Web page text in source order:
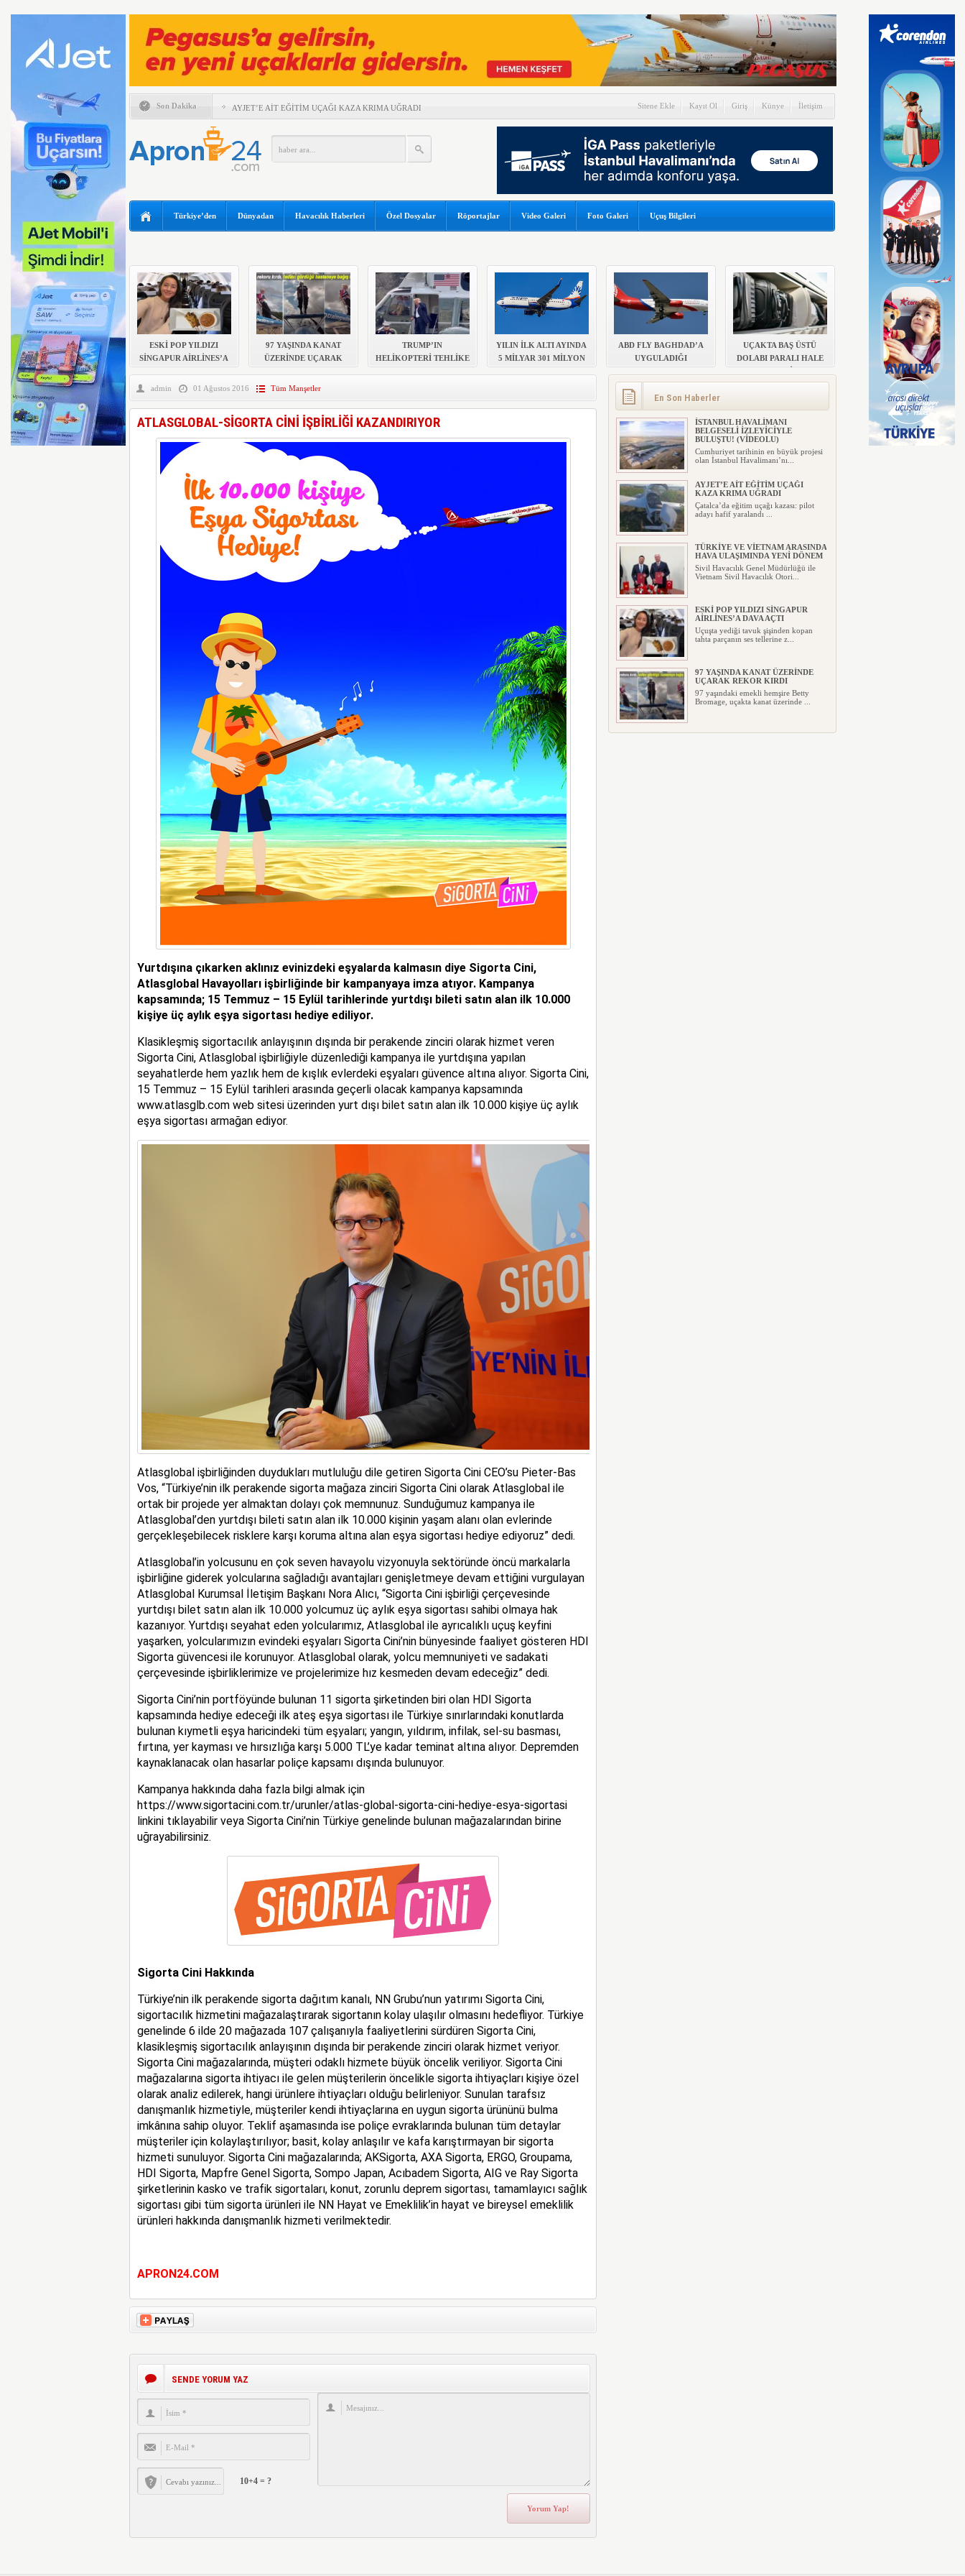
Son Dakika AYJET’E AİT EĞİTİM UÇAĞI KAZA KRIMA UĞRADI
ULAŞIMINDA YENİ DÖNEM
ESKİ POP YILDIZI SİNGAPUR AİRLİNES’A DAVA AÇTI
YILIN İLK ALTI AYINDA 5 MİLYAR 301 MİLYON TL
KALDIRDI
UÇAKTA BAŞ ÜSTÜ DOLABI PARALI HALE GELDİ
HİTİT BİLİŞİM 500’DE SEKTÖREL YAZILIM
BİRİNCİSİ
AYJET’TE 137. DÖNEM MEZUNİYETİ
Sitene Ekle Kayıt Ol Giriş Künye İletişim
Türkiye’den Dünyadan Havacılık Haberleri Özel Dosyalar Röportajlar Video Galeri Foto Galeri Uçuş Bilgileri
ESKİ POP YILDIZI
SİNGAPUR AİRLİNES’A
97 YAŞINDA KANAT
ÜZERİNDE UÇARAK
TRUMP’IN
HELİKOPTERİ TEHLİKE
YILIN İLK ALTI AYINDA
5 MİLYAR 301 MİLYON
ABD FLY BAGHDAD’A
UYGULADIĞI
UÇAKTA BAŞ ÜSTÜ
DOLABI PARALI HALE
admin
01 Ağustos 2016 Tüm Manşetler
ATLASGLOBAL-SİGORTA CİNİ İŞBİRLİĞİ KAZANDIRIYOR
Yurtdışına çıkarken aklınız evinizdeki eşyalarda kalmasın diye Sigorta Cini,
Atlasglobal Havayolları işbirliğinde bir kampanyaya imza atıyor. Kampanya
kapsamında; 15 Temmuz – 15 Eylül tarihlerinde yurtdışı bileti satın alan ilk 10.000
kişiye üç aylık eşya sigortası hediye ediliyor.
Klasikleşmiş sigortacılık anlayışının dışında bir perakende zinciri olarak hizmet veren
Sigorta Cini, Atlasglobal işbirliğiyle düzenlediği kampanya ile yurtdışına yapılan
seyahatlerde hem yazlık hem de kışlık evlerdeki eşyaları güvence altına alıyor. Sigorta Cini,
15 Temmuz – 15 Eylül tarihleri arasında geçerli olacak kampanya kapsamında
www.atlasglb.com web sitesi üzerinden yurt dışı bilet satın alan ilk 10.000 kişiye üç aylık
eşya sigortası armağan ediyor.
Atlasglobal işbirliğinden duydukları mutluluğu dile getiren Sigorta Cini CEO’su Pieter-Bas
Vos, “Türkiye’nin ilk perakende sigorta mağaza zinciri Sigorta Cini olarak Atlasglobal ile
ortak bir projede yer almaktan dolayı çok memnunuz. Sunduğumuz kampanya ile
Atlasglobal’den yurtdışı bileti satın alan ilk 10.000 kişinin yaşam alanı olan evlerinde
gerçekleşebilecek risklere karşı koruma altına alan eşya sigortası hediye ediyoruz” dedi.
Atlasglobal’in yolcusunu en çok seven havayolu vizyonuyla sektöründe öncü markalarla
işbirliğine giderek yolcularına sağladığı avantajları genişletmeye devam ettiğini vurgulayan
Atlasglobal Kurumsal İletişim Başkanı Nora Alıcı, “Sigorta Cini işbirliği çerçevesinde
yurtdışı bilet satın alan ilk 10.000 yolcumuz üç aylık eşya sigortası sahibi olmaya hak
kazanıyor. Yurtdışı seyahat eden yolcularımız, Atlasglobal ile ayrıcalıklı uçuş keyfini
yaşarken, yolcularımızın evindeki eşyaları Sigorta Cini’nin bünyesinde faaliyet gösteren HDI
Sigorta güvencesi ile korunuyor. Atlasglobal olarak, yolcu memnuniyeti ve sadakati
çerçevesinde işbirliklerimize ve projelerimize hız kesmeden devam edeceğiz” dedi.
Sigorta Cini’nin portföyünde bulunan 11 sigorta şirketinden biri olan HDI Sigorta
kapsamında hediye edeceği ilk ateş eşya sigortası ile Türkiye sınırlarındaki konutlarda
bulunan kıymetli eşya haricindeki tüm eşyaları; yangın, yıldırım, infilak, sel-su basması,
fırtına, yer kayması ve hırsızlığa karşı 5.000 TL’ye kadar teminat altına alıyor. Depremden
kaynaklanacak olan hasarlar poliçe kapsamı dışında bulunuyor.
Kampanya hakkında daha fazla bilgi almak için
https://www.sigortacini.com.tr/urunler/atlas-global-sigorta-cini-hediye-esya-sigortasi
linkini tıklayabilir veya Sigorta Cini’nin Türkiye genelinde bulunan mağazalarından birine
uğrayabilirsiniz.
Sigorta Cini Hakkında
Türkiye’nin ilk perakende sigorta dağıtım kanalı, NN Grubu’nun yatırımı Sigorta Cini,
sigortacılık hizmetini mağazalaştırarak sigortanın kolay ulaşılır olmasını hedefliyor. Türkiye
genelinde 6 ilde 20 mağazada 107 çalışanıyla faaliyetlerini sürdüren Sigorta Cini,
klasikleşmiş sigortacılık anlayışının dışında bir perakende zinciri olarak hizmet veriyor.
Sigorta Cini mağazalarında, müşteri odaklı hizmete büyük öncelik veriliyor. Sigorta Cini
mağazalarına sigorta ihtiyacı ile gelen müşterilerin öncelikle sigorta ihtiyaçları kişiye özel
olarak analiz edilerek, hangi ürünlere ihtiyaçları olduğu belirleniyor. Sunulan tarafsız
danışmanlık hizmetiyle, müşteriler kendi ihtiyaçlarına en uygun sigorta ürününü bulma
imkânına sahip oluyor. Teklif aşamasında ise poliçe evraklarında bulunan tüm detaylar
müşteriler için kolaylaştırılıyor; basit, kolay anlaşılır ve kafa karıştırmayan bir sigorta
hizmeti sunuluyor. Sigorta Cini mağazalarında; AKSigorta, AXA Sigorta, ERGO, Groupama,
HDI Sigorta, Mapfre Genel Sigorta, Sompo Japan, Acıbadem Sigorta, AIG ve Ray Sigorta
şirketlerinin kasko ve trafik sigortaları, konut, zorunlu deprem sigortası, tamamlayıcı sağlık
sigortası gibi tüm sigorta ürünleri ile NN Hayat ve Emeklilik’in hayat ve bireysel emeklilik
ürünleri hakkında danışmanlık hizmeti verilmektedir.
APRON24.COM
SENDE YORUM YAZ
10+4 = ?
En Son Haberler
İSTANBUL HAVALİMANI
BELGESELİ İZLEYİCİYLE
BULUŞTU! (VİDEOLU)
Cumhuriyet tarihinin en büyük projesi
olan İstanbul Havalimanı’nı...
AYJET’E AİT EĞİTİM UÇAĞI
KAZA KRIMA UĞRADI
Çatalca’da eğitim uçağı kazası: pilot
adayı hafif yaralandı ...
TÜRKİYE VE VİETNAM ARASINDA
HAVA ULAŞIMINDA YENİ DÖNEM
Sivil Havacılık Genel Müdürlüğü ile
Vietnam Sivil Havacılık Otori...
ESKİ POP YILDIZI SİNGAPUR
AİRLİNES’A DAVA AÇTI
Uçuşta yediği tavuk şişinden kopan
tahta parçanın ses tellerine z...
97 YAŞINDA KANAT ÜZERİNDE
UÇARAK REKOR KIRDI
97 yaşındaki emekli hemşire Betty
Bromage, uçakta kanat üzerinde ...
TRUMP’IN HELİKOPTERİ